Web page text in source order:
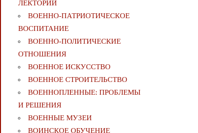
ЛЕКТОРИЙ
ВОЕННО-ПАТРИОТИЧЕСКОЕ
ВОСПИТАНИЕ
ВОЕННО-ПОЛИТИЧЕСКИE
ОТНОШЕНИЯ
ВОЕННОЕ ИСКУССТВО
ВОЕННОЕ СТРОИТЕЛЬСТВО
ВОЕННОПЛЕННЫЕ: ПРОБЛЕМЫ
И РЕШЕНИЯ
ВОЕННЫЕ МУЗЕИ
ВОИНСКОЕ ОБУЧЕНИЕ